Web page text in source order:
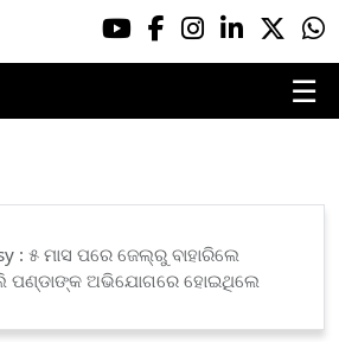
☰
: ୫ ମାସ ପରେ ଜେଲ୍‌ରୁ ବାହାରିଲେ
ପଣ୍ଡାଙ୍କ ଅଭିଯୋଗରେ ହୋଇଥିଲେ